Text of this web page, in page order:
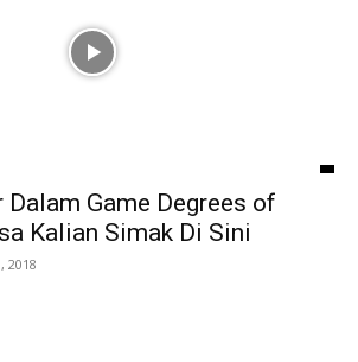
Dalam Game Degrees of
Kalian Simak Di Sini
2018